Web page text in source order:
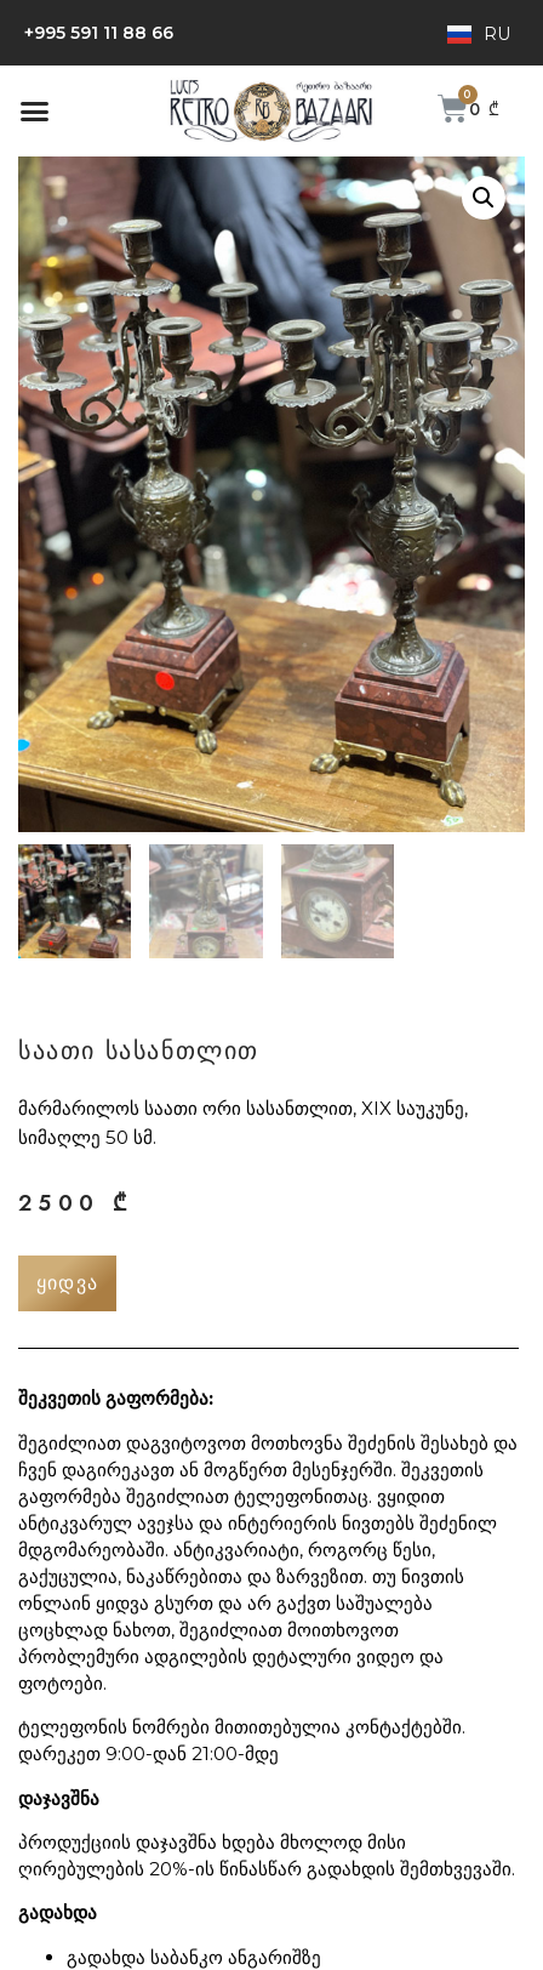
+995 591 11 88 66 RU
0 ₾
საათი სასანთლით
მარმარილოს საათი ორი სასანთლით, XIX საუკუნე,
სიმაღლე 50 სმ.
2500 ₾
ᲧᲘᲓᲕᲐ
შეკვეთის გაფორმება:
შეგიძლიათ დაგვიტოვოთ მოთხოვნა შეძენის შესახებ და
ჩვენ დაგირეკავთ ან მოგწერთ მესენჯერში. შეკვეთის
გაფორმება შეგიძლიათ ტელეფონითაც. ვყიდით
ანტიკვარულ ავეჯსა და ინტერიერის ნივთებს შეძენილ
მდგომარეობაში. ანტიკვარიატი, როგორც წესი,
გაქუცულია, ნაკაწრებითა და ზარვეზით. თუ ნივთის
ონლაინ ყიდვა გსურთ და არ გაქვთ საშუალება
ცოცხლად ნახოთ, შეგიძლიათ მოითხოვოთ
პრობლემური ადგილების დეტალური ვიდეო და
ფოტოები.
ტელეფონის ნომრები მითითებულია კონტაქტებში.
დარეკეთ 9:00-დან 21:00-მდე
დაჯავშნა
პროდუქციის დაჯავშნა ხდება მხოლოდ მისი
ღირებულების 20%-ის წინასწარ გადახდის შემთხვევაში.
გადახდა
გადახდა საბანკო ანგარიშზე